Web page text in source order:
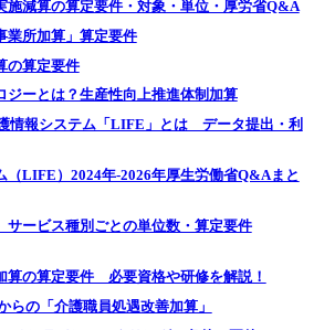
施減算の算定要件・対象・単位・厚労省Q&A
業所加算」算定要件
の算定要件
ジーとは？生産性向上推進体制加算
情報システム「LIFE」とは データ提出・利
（LIFE）2024年-2026年厚生労働省Q&Aまと
ービス種別ごとの単位数・算定要件
算の算定要件 必要資格や研修を解説！
らの「介護職員処遇改善加算」